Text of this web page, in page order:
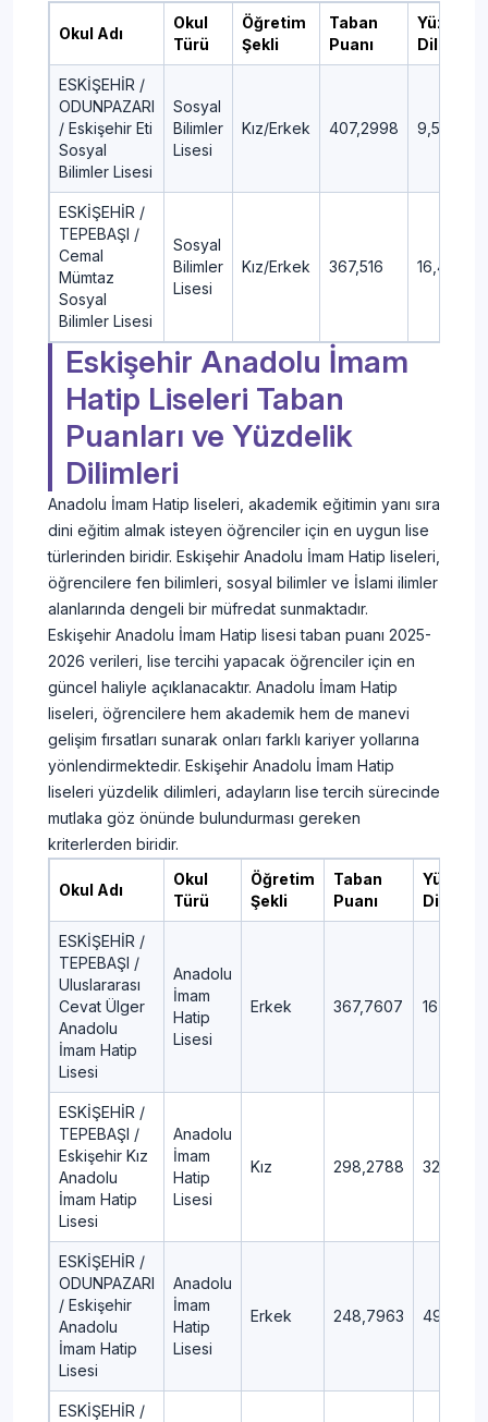
Okul Adı
Okul
Türü
Öğretim
Şekli
Taban
Puanı
Yüzdelik
Dilim
ESKİŞEHİR /
ODUNPAZARI
/ Eskişehir Eti
Sosyal
Bilimler Lisesi
Sosyal
Bilimler
Lisesi
Kız/Erkek 407,2998 9,55
ESKİŞEHİR /
TEPEBAŞI /
Cemal
Mümtaz
Sosyal
Bilimler Lisesi
Sosyal
Bilimler
Lisesi
Kız/Erkek 367,516 16,46
Eskişehir Anadolu İmam
Hatip Liseleri Taban
Puanları ve Yüzdelik
Dilimleri
Anadolu İmam Hatip liseleri, akademik eğitimin yanı sıra
dini eğitim almak isteyen öğrenciler için en uygun lise
türlerinden biridir. Eskişehir Anadolu İmam Hatip liseleri,
öğrencilere fen bilimleri, sosyal bilimler ve İslami ilimler
alanlarında dengeli bir müfredat sunmaktadır.
Eskişehir Anadolu İmam Hatip lisesi taban puanı 2025-
2026 verileri, lise tercihi yapacak öğrenciler için en
güncel haliyle açıklanacaktır. Anadolu İmam Hatip
liseleri, öğrencilere hem akademik hem de manevi
gelişim fırsatları sunarak onları farklı kariyer yollarına
yönlendirmektedir. Eskişehir Anadolu İmam Hatip
liseleri yüzdelik dilimleri, adayların lise tercih sürecinde
mutlaka göz önünde bulundurması gereken
kriterlerden biridir.
Okul Adı
Okul
Türü
Öğretim
Şekli
Taban
Puanı
Yüzdelik
Dilim
ESKİŞEHİR /
TEPEBAŞI /
Uluslararası
Cevat Ülger
Anadolu
İmam Hatip
Lisesi
Anadolu
İmam
Hatip
Lisesi
Erkek 367,7607 16,41
ESKİŞEHİR /
TEPEBAŞI /
Eskişehir Kız
Anadolu
İmam Hatip
Lisesi
Anadolu
İmam
Hatip
Lisesi
Kız 298,2788 32,04
ESKİŞEHİR /
ODUNPAZARI
/ Eskişehir
Anadolu
İmam Hatip
Lisesi
Anadolu
İmam
Hatip
Lisesi
Erkek 248,7963 49,11
ESKİŞEHİR /